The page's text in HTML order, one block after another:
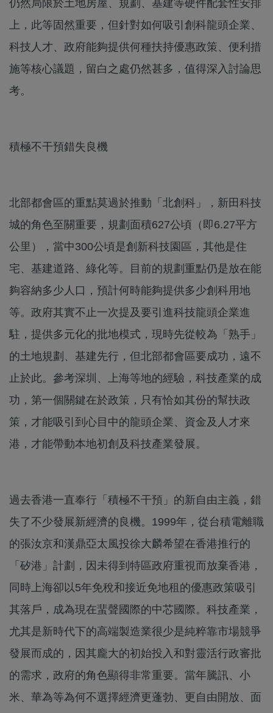
仍然局限於土地房屋、規劃、基建等硬件配套性安排
上，此等固然重要，但針對如何吸引創科龍頭企業、
科技人才、政府能夠提供何種扶持優惠政策、便利措
施等核心議題，留白之處仍然甚多，值得深入討論思
考。
積極不干預錯失良機
北部都會區的重點莫過於推動「北創科」，新田科技
城的角色至關重要，規劃面積627公頃（即6.27平方
公里），當中300公頃是創新科技園區，其他是住
宅、基建道路、綠化等。目前的規劃重點仍是放在能
夠容納多少人口，預計何時能夠提供多少創科用地
等。政府其實不止一次提及要引進科技龍頭企業進
駐，提供多元化的批地模式，現時先從較為「熟手」
的土地規劃、基建先行，但北部都會區要成功，遠不
止於此。參考深圳、上海等地的經驗，科技產業的成
功，第一個關鍵在於政策，只有恰如其份的幫扶政
策，才能吸引到心目中的龍頭企業、資金及人才來
港，才能帶動本地初創及科技產業發展。
過去香港一直奉行「積極不干預」的新自由主義，錯
失了不少發展新經濟的良機。1999年，從台積電離職
的張汝京和漢鼎亞太風投徐大麟希望在香港推行的
「矽港」計劃，因未得到特區政府重視而放棄香港，
同時上海卻以5年免稅和接近免地租的優惠政策吸引
其落戶，成為現在蜚聲國際的中芯國際。科技產業，
尤其是新時代下的高端製造業很少是純粹靠市場競爭
發展而成的，因其龐大的初始投入和對靈活行政審批
的需求，政府的角色顯得非常重要。當年騰訊、小
米、華為等為何不選擇經濟更蓬勃、更自由開放、面